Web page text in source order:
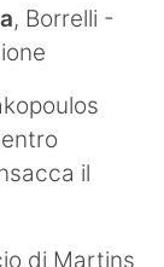
, Borrelli -
il
di Martins